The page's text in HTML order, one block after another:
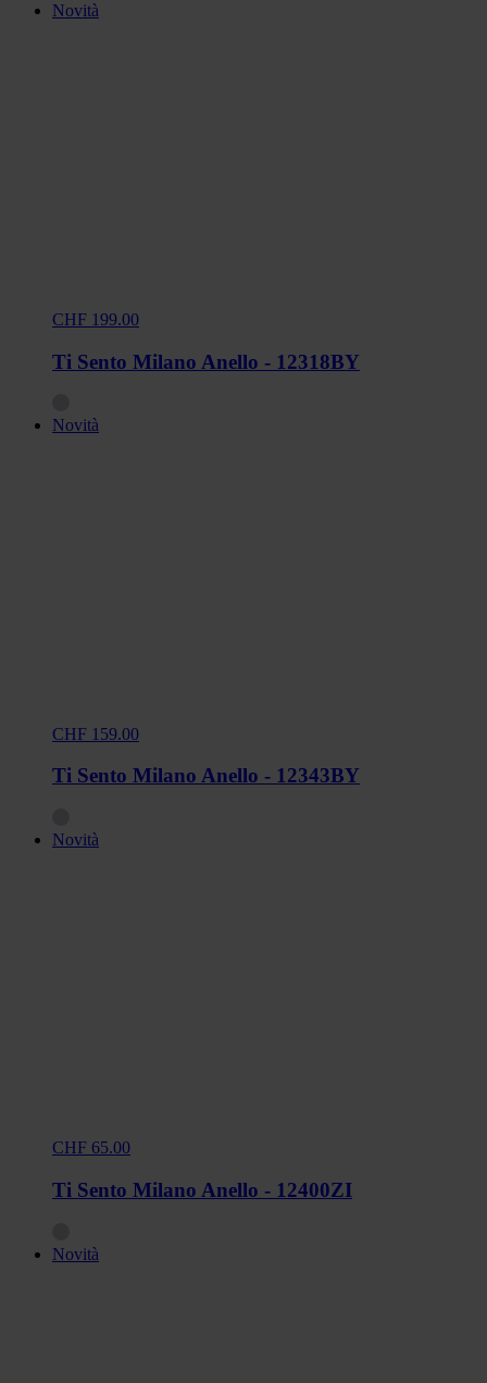
Novità
CHF 199.00
Ti Sento Milano Anello - 12318BY
Novità
CHF 159.00
Ti Sento Milano Anello - 12343BY
Novità
CHF 65.00
Ti Sento Milano Anello - 12400ZI
Novità